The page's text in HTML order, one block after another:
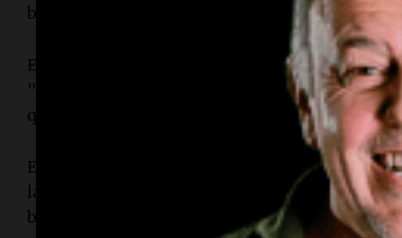
bandas más convocantes del país.
En el video, el club resaltó la presencia de "la
"los colores más lindos" en el contexto del
quien se describió como "una leyenda de
El audiovisual fue acompañado por la frase "la
la famosa canción "Vencedores vencidos", que
banda roja cruzada de la camiseta del club